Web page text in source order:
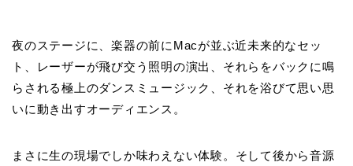
夜のステージに、楽器の前にMacが並ぶ近未来的なセッ
ト、レーザーが飛び交う照明の演出、それらをバックに鳴
らされる極上のダンスミュージック、それを浴びて思い思
いに動き出すオーディエンス。
まさに生の現場でしか味わえない体験。そして後から音源